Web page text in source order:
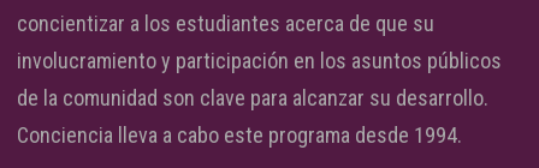
concientizar a los estudiantes acerca de que su
involucramiento y participación en los asuntos públicos
de la comunidad son clave para alcanzar su desarrollo.
Conciencia lleva a cabo este programa desde 1994.